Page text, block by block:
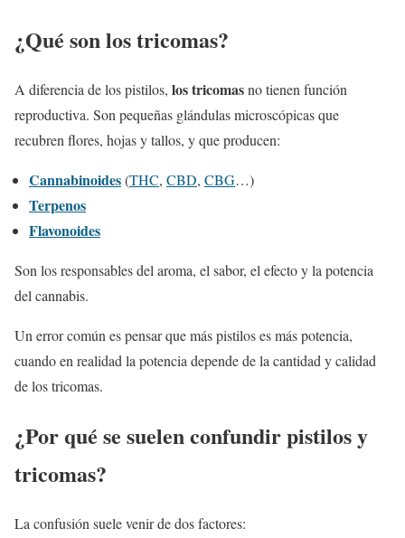
¿Qué son los tricomas?
A diferencia de los pistilos, los tricomasno tienen función
reproductiva. Son pequeñas glándulas microscópicas que
recubren flores, hojas y tallos, y que producen:
Cannabinoides(THC, CBD, CBG…)
Terpenos
Flavonoides
Son los responsables del aroma, el sabor, el efecto y la potencia
del cannabis.
Un error común es pensar que más pistilos es más potencia,
cuando en realidad la potencia depende de la cantidad y calidad
de los tricomas.
¿Por qué se suelen confundir pistilos y
tricomas?
La confusión suele venir de dos factores: